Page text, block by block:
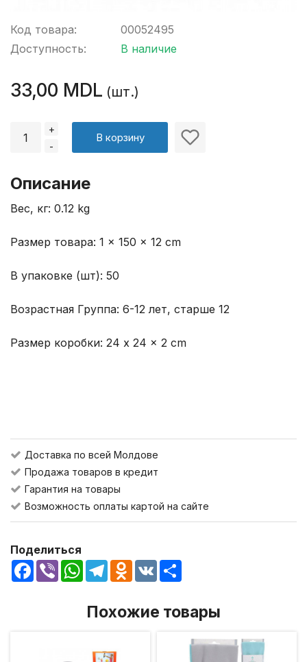
Код товара:
Доступность:
00052495
В наличие
33,00 MDL (шт.)
+
-
В корзину
Описание
Вес, кг: 0.12 kg
Размер товара: 1 × 150 × 12 cm
В упаковке (шт): 50
Возрастная Группа: 6-12 лет, старше 12
Размер коробки: 24 x 24 x 2 cm
Доставка по всей Молдове
Продажа товаров в кредит
Гарантия на товары
Возможность оплаты картой на сайте
Поделиться
Facebook
Viber WhatsApp
TelegramOdnoklassniki
VK
Похожие товары